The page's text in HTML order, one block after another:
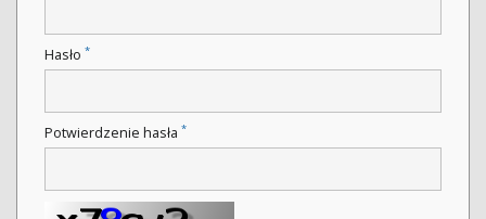
Hasło *
Potwierdzenie hasła *